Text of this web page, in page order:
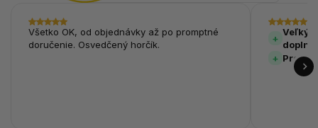
Všetko OK, od objednávky až po promptné
doručenie. Osvedčený horčík.
Veľký